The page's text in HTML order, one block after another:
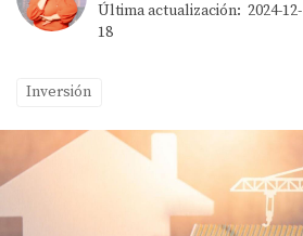
Última actualización: 2024-12-
18
Inversión